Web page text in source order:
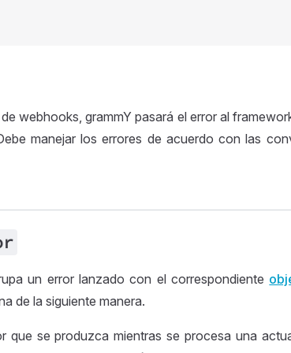
webhooks, grammY pasará el error al
manejar los errores de acuerdo con las
un error lanzado con el correspondiente
de la siguiente manera.
que se produzca mientras se procesa una